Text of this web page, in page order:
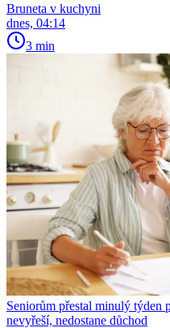
Bruneta v kuchyni
dnes, 04:14
3 min
Seniorům přestal minulý týden
nevyřeší, nedostane důchod